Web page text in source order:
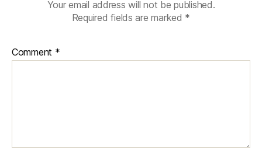
Your email address will not be published.
Required fields are marked *
Comment *